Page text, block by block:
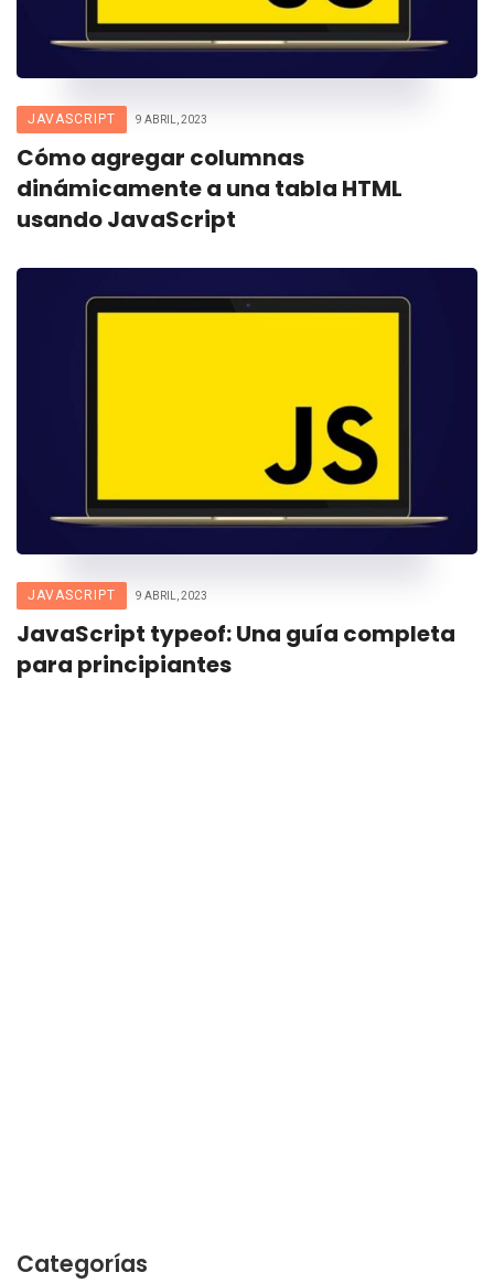
JAVASCRIPT 9 ABRIL, 2023
Cómo agregar columnas
dinámicamente a una tabla HTML
usando JavaScript
JAVASCRIPT 9 ABRIL, 2023
JavaScript typeof: Una guía completa
para principiantes
Categorías